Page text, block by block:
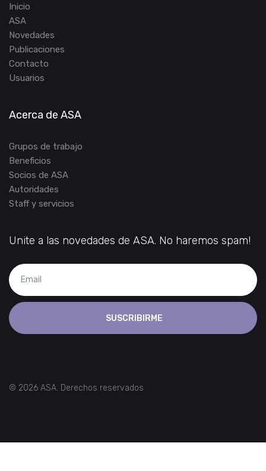
Inicio
ASA
Novedades
Publicaciones
Contacto
Usuarios
Acerca de ASA
Grupos de trabajo
Beneficios
Socios de ASA
Autoridades
Staff y servicios
Unite a las novedades de ASA. No haremos spam!
SUSCRIBIRME
© 2026 ASA. Derechos reservados